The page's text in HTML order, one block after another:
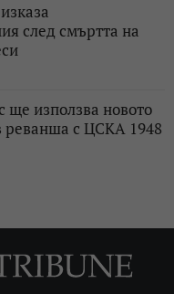
след смъртта на
ще използва новото
реванша с ЦСКА 1948